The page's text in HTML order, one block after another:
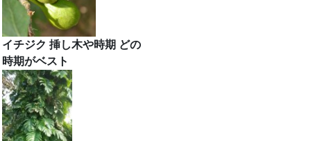
イチジク 挿し木や時期 どの
時期がベスト